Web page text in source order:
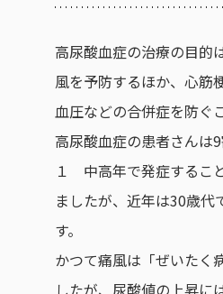
高尿酸血症の治療の目的
風を予防するほか、心筋
血圧などの合併症を防ぐ
高尿酸血症の患者さんは
１ 中高年で発症するこ
ましたが、近年は30歳代
す。
かつて痛風は「ぜいたく
したが、尿酸値の上昇に